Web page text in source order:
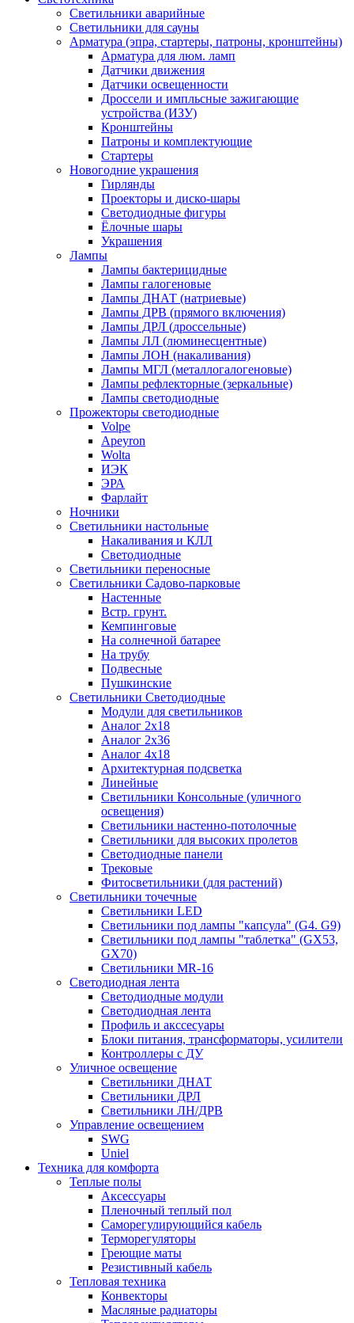
Светильники аварийные
Светильники для сауны
Арматура (эпра, стартеры, патроны, кронштейны)
Арматура для люм. ламп
Датчики движения
Датчики освещенности
Дроссели и импльсные зажигающие
устройства (ИЗУ)
Кронштейны
Патроны и комплектующие
Стартеры
Новогодние украшения
Гирлянды
Проекторы и диско-шары
Светодиодные фигуры
Ёлочные шары
Украшения
Лампы
Лампы бактерицидные
Лампы галогеновые
Лампы ДНАТ (натриевые)
Лампы ДРВ (прямого включения)
Лампы ДРЛ (дроссельные)
Лампы ЛЛ (люминесцентные)
Лампы ЛОН (накаливания)
Лампы МГЛ (металлогалогеновые)
Лампы рефлекторные (зеркальные)
Лампы светодиодные
Прожекторы светодиодные
Volpe
Apeyron
Wolta
ИЭК
ЭРА
Фарлайт
Ночники
Светильники настольные
Накаливания и КЛЛ
Светодиодные
Светильники переносные
Светильники Садово-парковые
Настенные
Встр. грунт.
Кемпинговые
На солнечной батарее
На трубу
Подвесные
Пушкинские
Светильники Светодиодные
Модули для светильников
Аналог 2х18
Аналог 2х36
Аналог 4х18
Архитектурная подсветка
Линейные
Светильники Консольные (уличного
освещения)
Светильники настенно-потолочные
Светильники для высоких пролетов
Светодиодные панели
Трековые
Фитосветильники (для растений)
Светильники точечные
Светильники LED
Светильники под лампы "капсула" (G4. G9)
Светильники под лампы "таблетка" (GX53,
GX70)
Светильники MR-16
Светодиодная лента
Светодиодные модули
Светодиодная лента
Профиль и акссесуары
Блоки питания, трансформаторы, усилители
Контроллеры с ДУ
Уличное освещение
Светильники ДНАТ
Светильники ДРЛ
Светильники ЛН/ДРВ
Управление освещением
SWG
Uniel
Техника для комфорта
Теплые полы
Аксессуары
Пленочный теплый пол
Саморегулирующийся кабель
Терморегуляторы
Греющие маты
Резистивный кабель
Тепловая техника
Конвекторы
Масляные радиаторы